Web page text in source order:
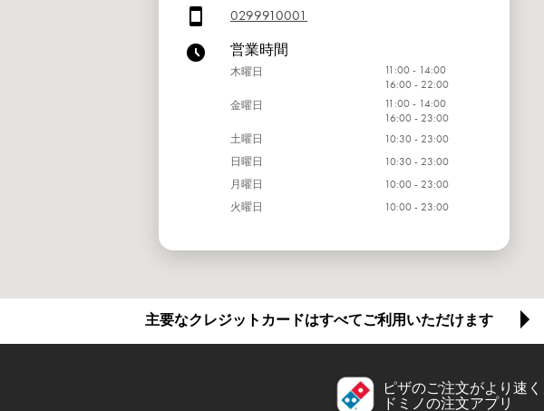
0299910001
営業時間
木曜日
11:00 - 14:00
16:00 - 22:00
金曜日
11:00 - 14:00
16:00 - 23:00
土曜日
10:30 - 23:00
日曜日
10:30 - 23:00
月曜日
10:00 - 23:00
火曜日
10:00 - 23:00
主要なクレジットカードはすべてご利用いただけます
ピザのご注文がより速く
ドミノの注文アプリ